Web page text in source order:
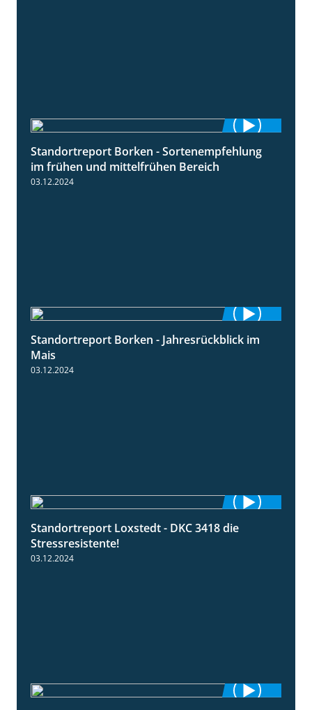
7:53
Standortreport Borken - Sortenempfehlung
im frühen und mittelfrühen Bereich
03.12.2024
4:26
Standortreport Borken - Jahresrückblick im
Mais
03.12.2024
1:04
Standortreport Loxstedt - DKC 3418 die
Stressresistente!
03.12.2024